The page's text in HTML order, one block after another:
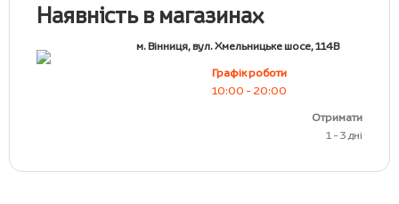
Наявність в магазинах
м. Вінниця, вул. Хмельницьке шосе, 114В
Графік роботи
10:00 - 20:00
Отримати
1 - 3 дні